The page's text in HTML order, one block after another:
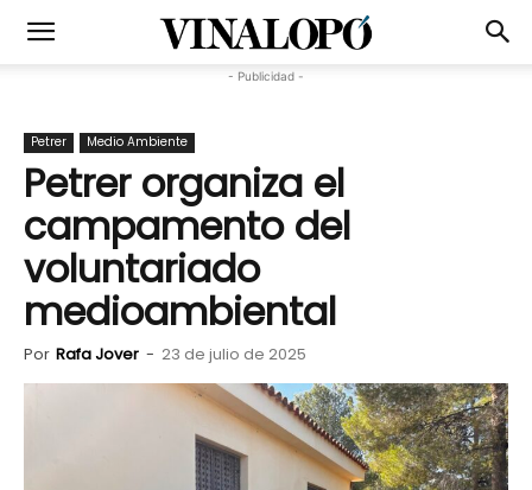
- Publicidad -
Petrer Medio Ambiente
Petrer organiza el
campamento del
voluntariado
medioambiental
Por Rafa Jover - 23 de julio de 2025